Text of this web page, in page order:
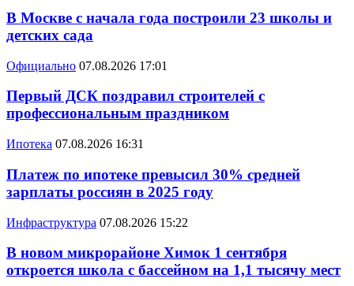
В Москве с начала года построили 23 школы и
детских сада
Официально 07.08.2026 17:01
Первый ДСК поздравил строителей с
профессиональным праздником
Ипотека 07.08.2026 16:31
Платеж по ипотеке превысил 30% средней
зарплаты россиян в 2025 году
Инфраструктура 07.08.2026 15:22
В новом микрорайоне Химок 1 сентября
откроется школа с бассейном на 1,1 тысячу мест